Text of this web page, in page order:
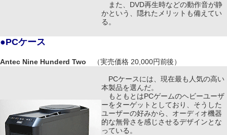
また、DVD再生時などの動作音が静
かという、隠れたメリットも備えてい
る。
●PCケース
Antec Nine Hunderd Two （実売価格 20,000円前後）
PCケースには、現在最も人気の高い
本製品を選んだ。
もともとはPCゲームのヘビーユーザ
ーをターゲットとしており、そうした
ユーザーの好みから、オーディオ機器
的な無骨さを感じさせるデザインとな
っている。